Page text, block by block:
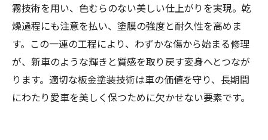
霧技術を用い、色むらのない美しい仕上がりを実現。乾
燥過程にも注意を払い、塗膜の強度と耐久性を高めま
す。この一連の工程により、わずかな傷から始まる修理
が、新車のような輝きと質感を取り戻す変身へとつなが
ります。適切な板金塗装技術は車の価値を守り、長期間
にわたり愛車を美しく保つために欠かせない要素です。